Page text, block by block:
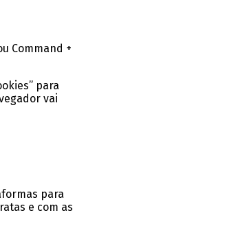
Command +
para
vai
para
e com as